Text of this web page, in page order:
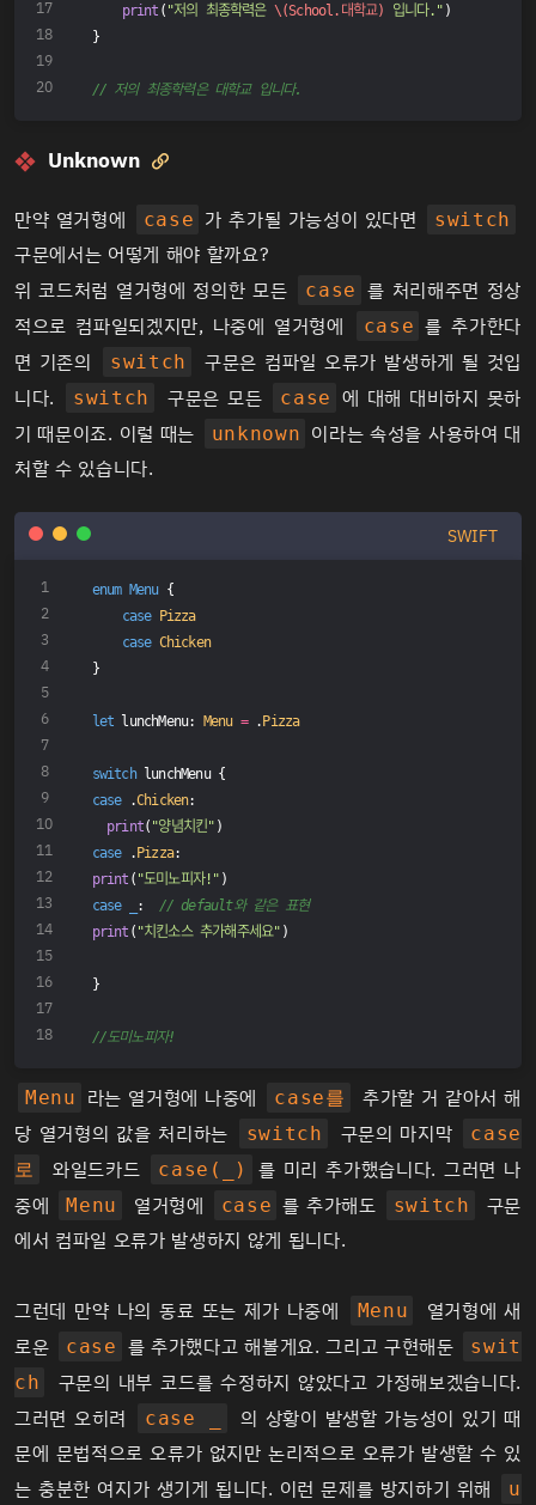
print ( "저의 최종학력은 \(School.대학교) 입니다." )
}
// 저의 최종학력은 대학교 입니다.
Unknown 
만약 열거형에 case 가 추가될 가능성이 있다면 switch
구문에서는 어떻게 해야 할까요?
위 코드처럼 열거형에 정의한 모든
case 를 처리해주면 정상
적으로 컴파일되겠지만, 나중에 열거형에
case 를 추가한다
면 기존의
switch
구문은 컴파일 오류가 발생하게 될 것입
니다.
switch 구문은 모든 case 에 대해 대비하지 못하
기 때문이죠. 이럴 때는
unknown 이라는 속성을 사용하여 대
처할 수 있습니다.
SWIFT
enum Menu {
case
Pizza
case Chicken
}
let lunchMenu: Menu = . Pizza
switch lunchMenu {
case .Chicken:
print( "양념치킨" )
case . Pizza:
print ( "도미노피자!" )
case
:
// default와 같은 표현
print ( "치킨소스 추가해주세요" )
}
//도미노피자!
Menu 라는 열거형에 나중에 case를
추가할 거 같아서 해
당 열거형의 값을 처리하는
switch 구문의 마지막
case
로
와일드카드 case(_)
를 미리 추가했습니다. 그러면 나
중에
Menu 열거형에 case 를 추가해도 switch
구문
에서 컴파일 오류가 발생하지 않게 됩니다.
그런데 만약 나의 동료 또는 제가 나중에 Menu
열거형에 새
로운
case 를 추가했다고 해볼게요. 그리고 구현해둔
swit
ch
구문의 내부 코드를 수정하지 않았다고 가정해보겠습니다.
그러면 오히려
case _
의 상황이 발생할 가능성이 있기 때
문에 문법적으로 오류가 없지만 논리적으로 오류가 발생할 수 있
는 충분한 여지가 생기게 됩니다. 이런 문제를 방지하기 위해
u